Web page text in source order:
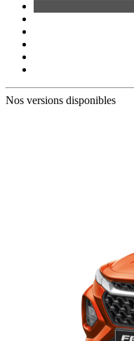
Nos versions disponibles